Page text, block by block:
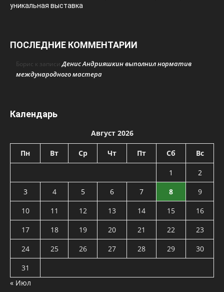
уникальная выставка
ПОСЛЕДНИЕ КОММЕНТАРИИ
Борис к записиДенис Андрияшкин выполнил норматив
международного мастера
Календарь
Август 2026
Пн Вт Ср Чт Пт Сб Вс
1
2
3
4 5 6 7 8
9
10
11 12 13 14 15
16
17
18 19 20 21 22
23
24
25 26 27 28 29
30
31
« Июл